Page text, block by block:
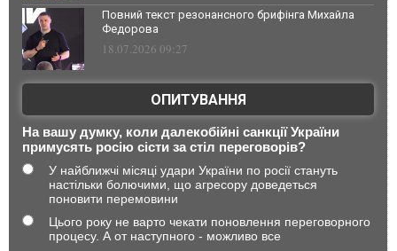
Повний текст резонансного брифінга Михайла
Федорова
18.07.2026 09:27
ОПИТУВАННЯ
На вашу думку, коли далекобійні санкції України
примусять росію сісти за стіл переговорів?
У найближчі місяці удари України по росії стануть
настільки болючими, що агресору доведеться
поновити перемовини
Цього року не варто чекати поновлення переговорного
процесу. А от наступного - можливо все